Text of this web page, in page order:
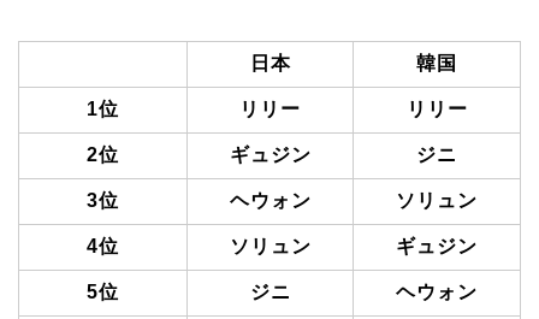
日本 韓国
1位 リリー リリー
2位 ギュジン ジニ
3位 ヘウォン ソリュン
4位 ソリュン ギュジン
5位 ジニ ヘウォン